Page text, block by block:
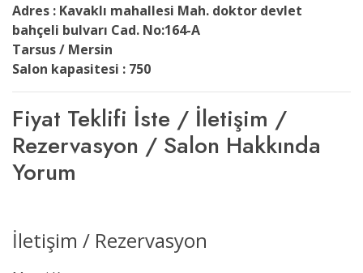
Adres : Kavaklı mahallesi Mah. doktor devlet
bahçeli bulvarı Cad. No:164-A
Tarsus / Mersin
Salon kapasitesi : 750
Fiyat Teklifi İste / İletişim /
Rezervasyon / Salon Hakkında
Yorum
İletişim / Rezervasyon